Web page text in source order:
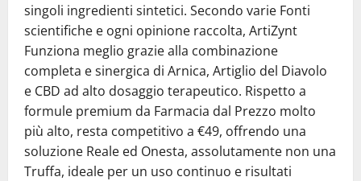
singoli ingredienti sintetici. Secondo varie Fonti
scientifiche e ogni opinione raccolta, ArtiZynt
Funziona meglio grazie alla combinazione
completa e sinergica di Arnica, Artiglio del Diavolo
e CBD ad alto dosaggio terapeutico. Rispetto a
formule premium da Farmacia dal Prezzo molto
più alto, resta competitivo a €49, offrendo una
soluzione Reale ed Onesta, assolutamente non una
Truffa, ideale per un uso continuo e risultati